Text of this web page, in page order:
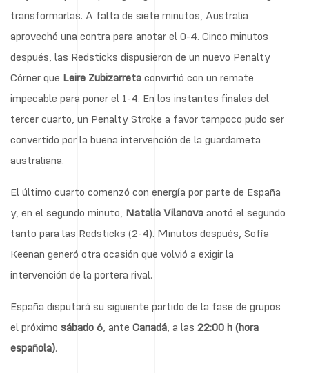
transformarlas. A falta de siete minutos, Australia
aprovechó una contra para anotar el 0-4. Cinco minutos
después, las Redsticks dispusieron de un nuevo Penalty
Córner que Leire Zubizarreta convirtió con un remate
impecable para poner el 1-4. En los instantes finales del
tercer cuarto, un Penalty Stroke a favor tampoco pudo ser
convertido por la buena intervención de la guardameta
australiana.
El último cuarto comenzó con energía por parte de España
y, en el segundo minuto, Natalia Vilanova anotó el segundo
tanto para las Redsticks (2-4). Minutos después, Sofía
Keenan generó otra ocasión que volvió a exigir la
intervención de la portera rival.
España disputará su siguiente partido de la fase de grupos
el próximo sábado 6, ante Canadá, a las 22:00 h (hora
española).